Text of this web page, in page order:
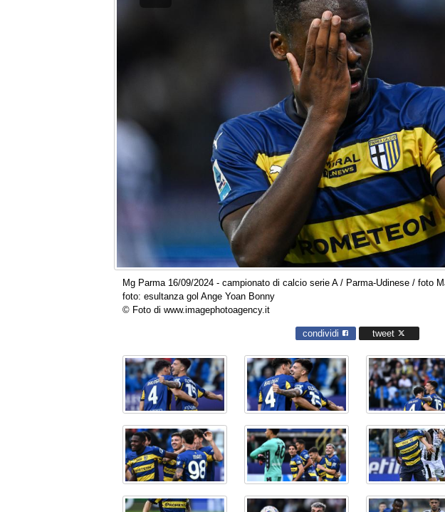
Mg Parma 16/09/2024 - campionato di calcio serie A / Parma-Udinese / foto
foto: esultanza gol Ange Yoan Bonny
© Foto di www.imagephotoagency.it
condividi tweet